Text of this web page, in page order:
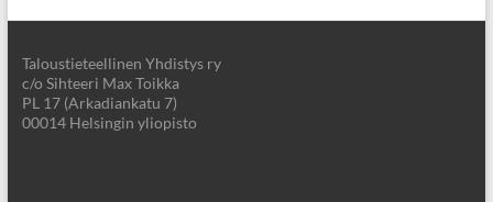
Taloustieteellinen Yhdistys ry
c/o Sihteeri Max Toikka
PL 17 (Arkadiankatu 7)
00014 Helsingin yliopisto